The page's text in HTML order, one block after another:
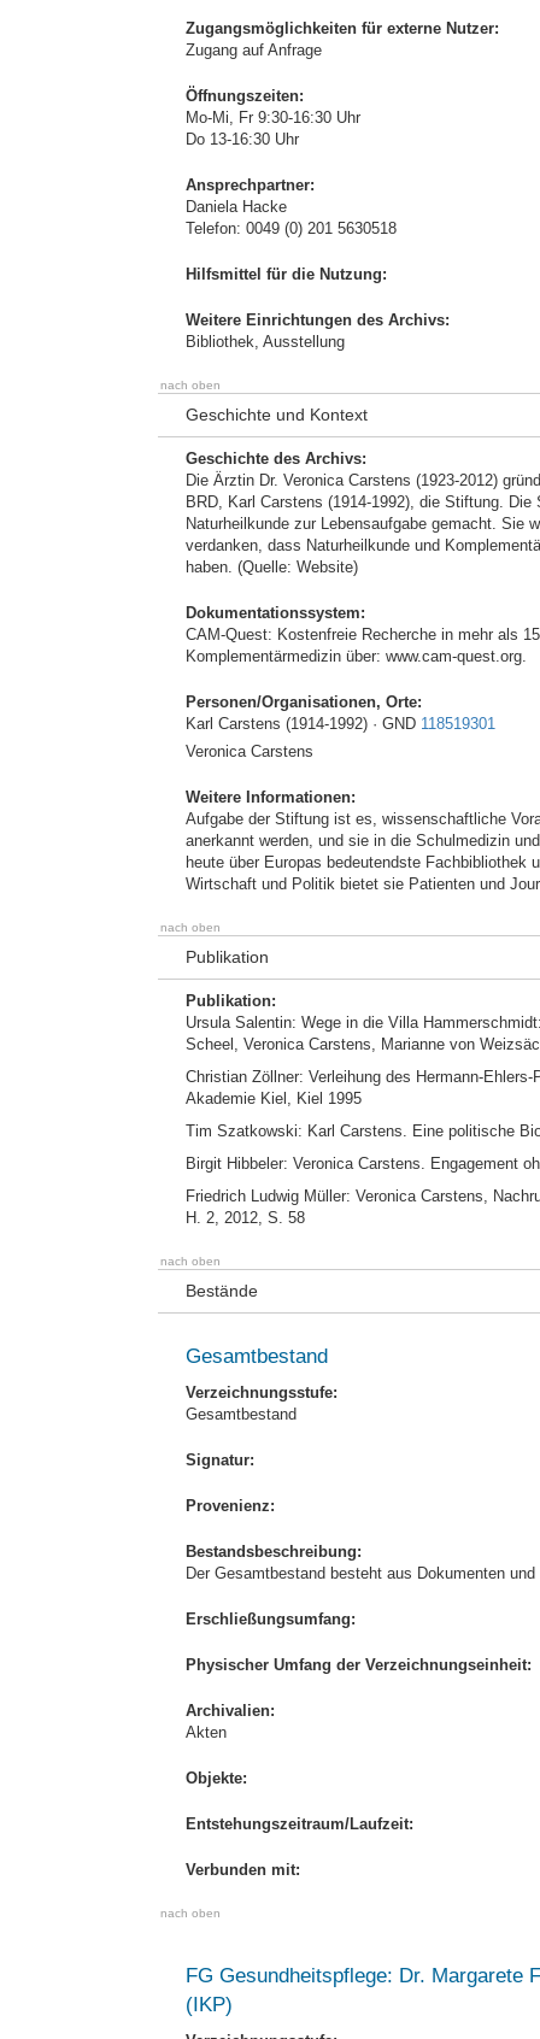
Zugangsmöglichkeiten für externe Nutzer:
Zugang auf Anfrage
Öffnungszeiten:
Mo-Mi, Fr 9:30-16:30 Uhr
Do 13-16:30 Uhr
Ansprechpartner:
Daniela Hacke
Telefon: 0049 (0) 201 5630518
Hilfsmittel für die Nutzung:
Weitere Einrichtungen des Archivs:
Bibliothek, Ausstellung
nach oben
Geschichte und Kontext
Geschichte des Archivs:
Die Ärztin Dr. Veronica Carstens (1923-2012)
BRD, Karl Carstens (1914-1992), die Stiftung.
Naturheilkunde zur Lebensaufgabe gemacht. Sie
verdanken, dass Naturheilkunde und
haben. (Quelle: Website)
Dokumentationssystem:
CAM-Quest: Kostenfreie Recherche in mehr als
Komplementärmedizin über: www.cam-quest.org.
Personen/Organisationen, Orte:
Karl Carstens (1914-1992) · GND 118519301
Veronica Carstens
Weitere Informationen:
Aufgabe der Stiftung ist es, wissenschaftliche
anerkannt werden, und sie in die Schulmedizin
heute über Europas bedeutendste Fachbibliothek
Wirtschaft und Politik bietet sie Patienten und
nach oben
Publikation
Publikation:
Ursula Salentin: Wege in die Villa
Scheel, Veronica Carstens, Marianne von
Christian Zöllner: Verleihung des Hermann-
Akademie Kiel, Kiel 1995
Tim Szatkowski: Karl Carstens. Eine politische
Birgit Hibbeler: Veronica Carstens. Engagement
Friedrich Ludwig Müller: Veronica Carstens,
H. 2, 2012, S. 58
nach oben
Bestände
Gesamtbestand
Verzeichnungsstufe:
Gesamtbestand
Signatur:
Provenienz:
Bestandsbeschreibung:
Der Gesamtbestand besteht aus Dokumenten
Erschließungsumfang:
Physischer Umfang der Verzeichnungseinheit:
Archivalien:
Akten
Objekte:
Entstehungszeitraum/Laufzeit:
Verbunden mit:
nach oben
FG Gesundheitspflege: Dr. Margarete
(IKP)